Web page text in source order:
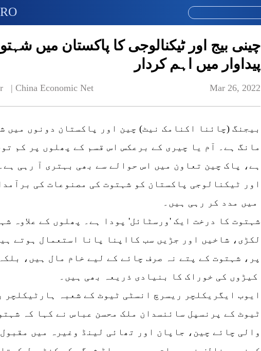
چینی بیج اور ٹیکنالوجی کا پاکستان میں
پیداوار میں اہم کردار
| China Economic Net Mar 26, 2022
بیجنگ (چائنا اکنامک نیٹ) چین اور پاکستان دونوں میں
مانگ ہے۔ آم یا چیری کے برعکس اس قسم کے پھلوں پر کم
ہے، پاک چین تعاون میں اس حوالے سے بھی بہتری آ رہی
اور ٹیکنالوجی پاکستان کو شہتوت کی مصنوعات کی
شہتوت کا درخت ایک 'ورسٹائل' پودا ہے۔ پھلوں کے علاوہ
لکڑی، شاخیں اور جڑیں سب کااپنا پانا استعمال ہوتے
پر، شہتوت کے پتے نہ صرف چائے کے لیے خام مال ہیں،
ٹیوٹ کے پرنسپل سائنسدان ملک محسن عباس نے کہا کہ
والی چائے چین، جاپان اور تھائی لینڈ وغیرہ میں